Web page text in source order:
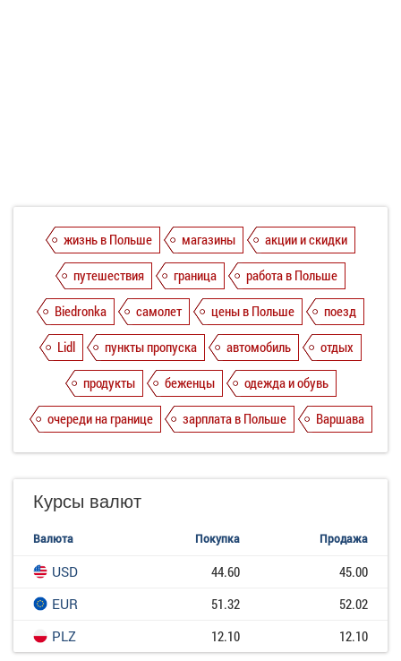
жизнь в Польше магазины
акции и скидки
путешествия
граница
работа в Польше
Biedronka
самолет цены в Польше
поезд
Lidl
пункты пропуска автомобиль
отдых
продукты
беженцы
одежда и обувь
очереди на границе
зарплата в Польше Варшава
Курсы валют
Валюта Покупка Продажа
USD 44.60
45.00
EUR
51.32
52.02
PLZ
12.10 12.10